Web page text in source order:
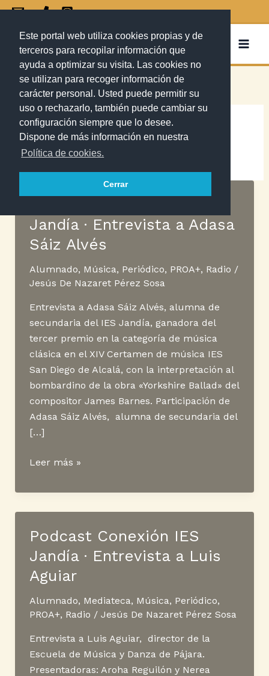
Este portal web utiliza cookies propias y de
terceros para recopilar información que
ayuda a optimizar su visita. Las cookies no
se utilizan para recoger información de
carácter personal. Usted puede permitir su
uso o rechazarlo, también puede cambiar su
configuración siempre que lo desee.
Dispone de más información en nuestra
Política de cookies.
Cerrar
Ir
contenido
Música
Jandía · Entrevista a Adasa
Sáiz Alvés
Alumnado, Música, Periódico, PROA+, Radio /
Jesús De Nazaret Pérez Sosa
Entrevista a Adasa Sáiz Alvés, alumna de
secundaria del IES Jandía, ganadora del
tercer premio en la categoría de música
clásica en el XIV Certamen de música IES
San Diego de Alcalá, con la interpretación al
bombardino de la obra «Yorkshire Ballad» del
compositor James Barnes. Participación de
Adasa Sáiz Alvés, alumna de secundaria del
[…]
Podcast
IES
a
Adasa
Sáiz
Alvés
Leer más »
Podcast Conexión IES
Jandía · Entrevista a Luis
Aguiar
Alumnado, Mediateca, Música, Periódico,
PROA+, Radio / Jesús De Nazaret Pérez Sosa
Entrevista a Luis Aguiar, director de la
Escuela de Música y Danza de Pájara.
Presentadoras: Aroha Reguilón y Nerea